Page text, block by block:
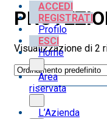
ACCEDI
REGISTRATI
Profilo
ESCI
Home
Area
riservata
L’Azienda
Visualizzazione di 2